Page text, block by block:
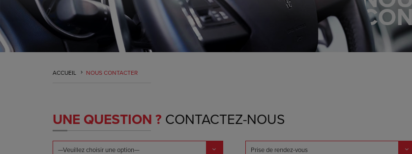
ACCUEIL NOUS CONTACTER
UNE QUESTION ? CONTACTEZ-NOUS